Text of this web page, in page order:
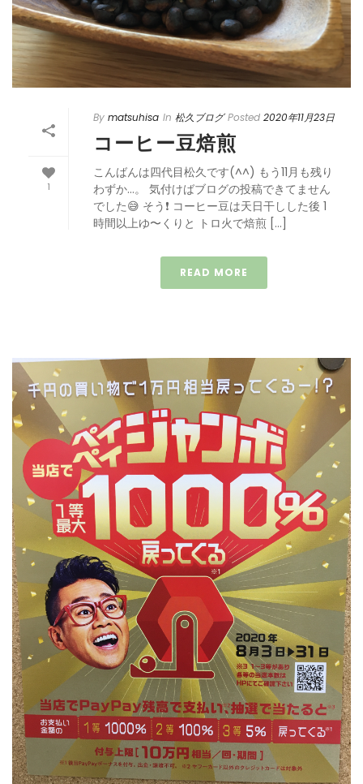
1
By matsuhisa In 松久ブログ Posted 2020年11月23日
コーヒー豆焙煎
こんばんは四代目松久です(^^) もう11月も残り
わずか…。 気付けばブログの投稿できてません
でした😅 そう❗️ コーヒー豆は天日干しした後 1
時間以上ゆ〜くりと トロ火で焙煎 […]
READ MORE